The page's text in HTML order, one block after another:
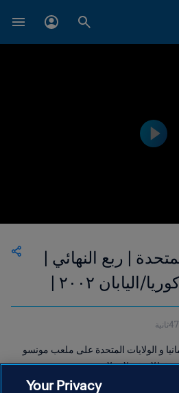
| ربع النهائي |
كأس العالم FIFA كوريا/اليابان ٢٠٠٢ |
و الولايات المتحدة على ملعب مونسو
٢٠٠٢.
Your Privacy